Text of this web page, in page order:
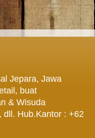
Jepara, Jawa
buat
& Wisuda
dll. Hub.Kantor : +62